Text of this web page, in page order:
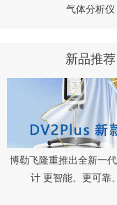
气体分析仪
新品推荐
博勒飞隆重推出全新一
计 更智能、更可靠